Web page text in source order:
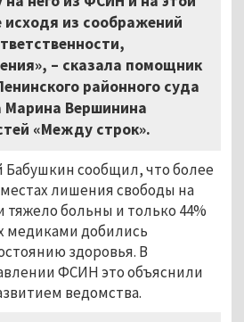
исходя из соображений
– сказала помощник
районного суда
Марина Вершинина
«Между строк».
Бабушкин сообщил, что более
лишения свободы на
тяжело больны и только 44%
медиками добились
здоровья. В
ФСИН это объяснили
ведомства.